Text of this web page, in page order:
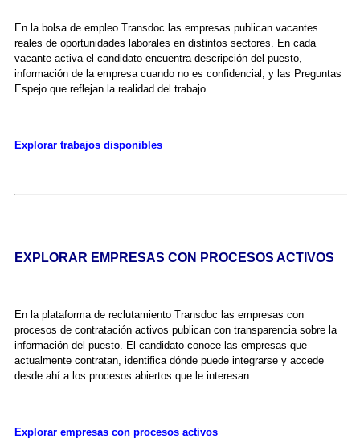
En la bolsa de empleo Transdoc las empresas publican vacantes
reales de oportunidades laborales en distintos sectores. En cada
vacante activa el candidato encuentra descripción del puesto,
información de la empresa cuando no es confidencial, y las Preguntas
Espejo que reflejan la realidad del trabajo.
Explorar trabajos disponibles
EXPLORAR EMPRESAS CON PROCESOS ACTIVOS
En la plataforma de reclutamiento Transdoc las empresas con
procesos de contratación activos publican con transparencia sobre la
información del puesto. El candidato conoce las empresas que
actualmente contratan, identifica dónde puede integrarse y accede
desde ahí a los procesos abiertos que le interesan.
Explorar empresas con procesos activos